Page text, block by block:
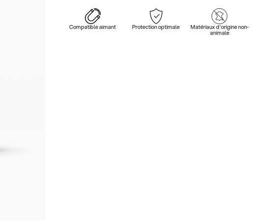
Compatible aimant Protection optimale Matériaux d'origine non-
animale